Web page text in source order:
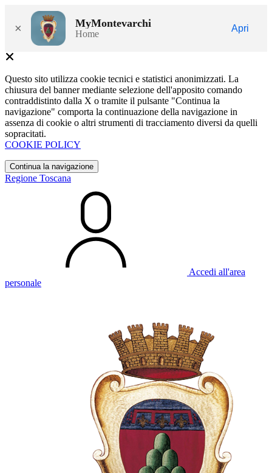
× MyMontevarchi
Home
Apri
Questo sito utilizza cookie tecnici e statistici anonimizzati. La
chiusura del banner mediante selezione dell'apposito comando
contraddistinto dalla X o tramite il pulsante "Continua la
navigazione" comporta la continuazione della navigazione in
assenza di cookie o altri strumenti di tracciamento diversi da quelli
sopracitati.
COOKIE POLICY
Continua la navigazione
Regione Toscana
Accedi all'area
personale